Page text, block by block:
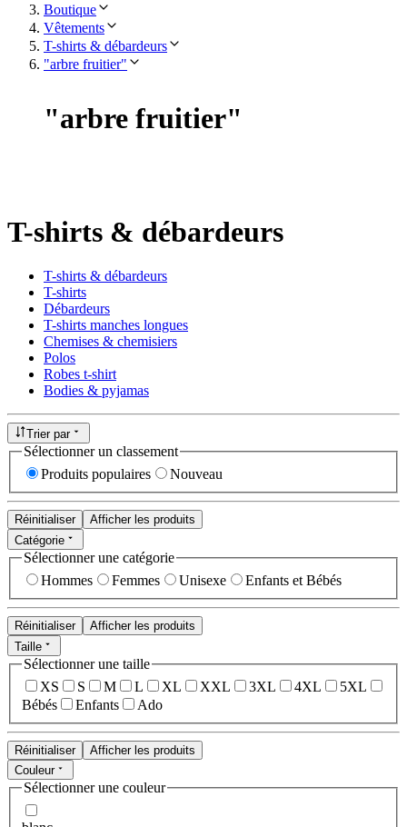
Boutique
Vêtements
T-shirts & débardeurs
"arbre fruitier"
"arbre fruitier"
T-shirts & débardeurs
T-shirts & débardeurs
T-shirts
Débardeurs
T-shirts manches longues
Chemises & chemisiers
Polos
Robes t-shirt
Bodies & pyjamas
Trier par
Sélectionner un classement
Produits populaires
Nouveau
Réinitialiser
Afficher les produits
Catégorie
Sélectionner une catégorie
Hommes
Femmes Unisexe Enfants et Bébés
Réinitialiser
Afficher les produits
Taille
Sélectionner une taille
XS
S M L XL XXL 3XL 4XL
5XL
Bébés
Enfants Ado
Réinitialiser
Afficher les produits
Couleur
Sélectionner une couleur